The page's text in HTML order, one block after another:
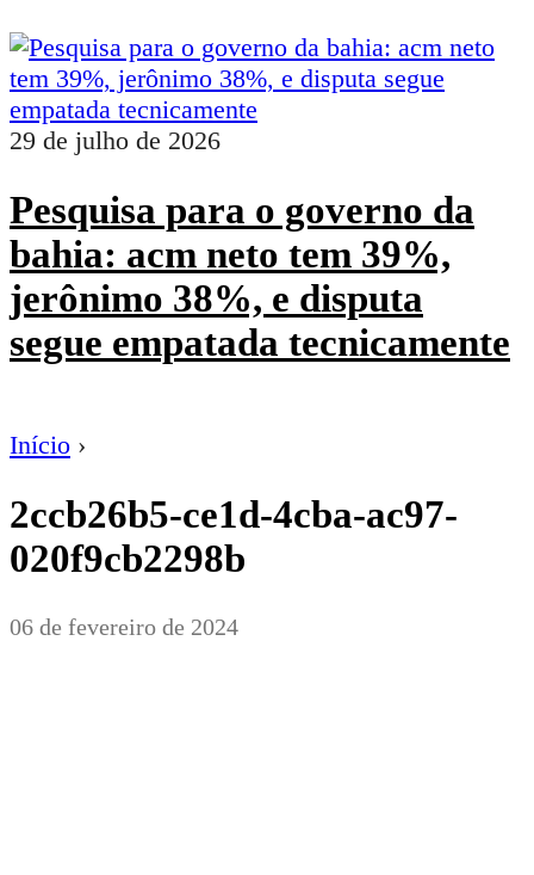
29 de julho de 2026
Pesquisa para o governo da
bahia: acm neto tem 39%,
jerônimo 38%, e disputa
segue empatada tecnicamente
Início ›
2ccb26b5-ce1d-4cba-ac97-
020f9cb2298b
06 de fevereiro de 2024